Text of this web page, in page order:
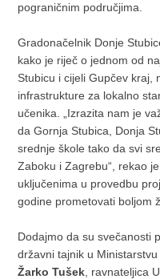
pograničnim područjima.
Gradonačelnik Donje
kako je riječ o jednom od
Stubicu i cijeli Gupčev kraj,
infrastrukture za lokalno
učenika. „Izrazita nam je
da Gornja Stubica, Donja
srednje škole tako da svi
Zaboku i Zagrebu“, rekao
uključenima u provedbu
godine prometovati boljom
Dodajmo da su svečanosti
državni tajnik u
Žarko Tušek , ravnateljica